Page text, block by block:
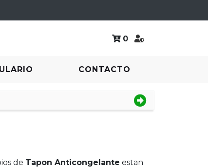
0
CONTACTO
de Tapon Anticongelante estan